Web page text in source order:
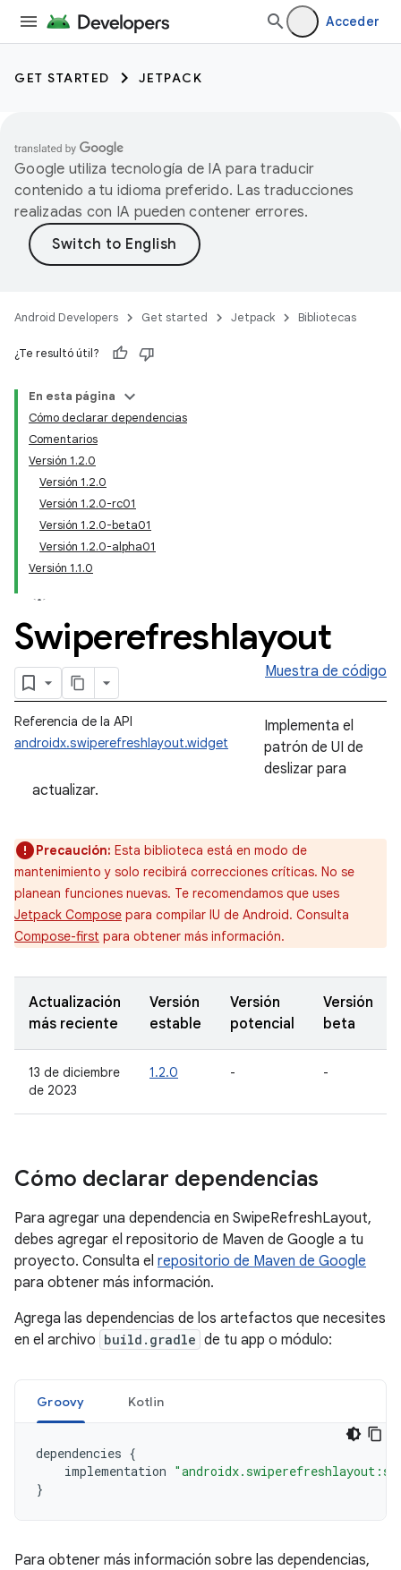
Acceder
GET STARTED JETPACK
Google utiliza tecnología de IA para traducir
contenido a tu idioma preferido. Las traducciones
realizadas con IA pueden contener errores.
Android Developers Get started Jetpack Bibliotecas
¿Te resultó útil?
En esta página
Cómo declarar dependencias
Comentarios
Versión 1.2.0
Versión 1.2.0
Versión 1.2.0-rc01
Versión 1.2.0-beta01
Versión 1.2.0-alpha01
Versión 1.1.0
Swiperefreshlayout
Muestra de código
Referencia de la API
androidx.swiperefreshlayout.widget
Implementa el
patrón de UI de
deslizar para
actualizar.
Precaución: Esta biblioteca está en modo de
mantenimiento y solo recibirá correcciones críticas. No se
planean funciones nuevas. Te recomendamos que uses
Jetpack Compose para compilar IU de Android. Consulta
Compose-first para obtener más información.
Actualización
más reciente
Versión
estable
Versión
potencial
Versión
beta
13 de diciembre
de 2023
1.2.0 - -
Cómo declarar dependencias
Para agregar una dependencia en SwipeRefreshLayout,
debes agregar el repositorio de Maven de Google a tu
proyecto. Consulta el repositorio de Maven de Google
para obtener más información.
Agrega las dependencias de los artefactos que necesites
en el archivo build.gradle de tu app o módulo:
Groovy Kotlin
dependencies {
implementation
}
Para obtener más información sobre las dependencias,